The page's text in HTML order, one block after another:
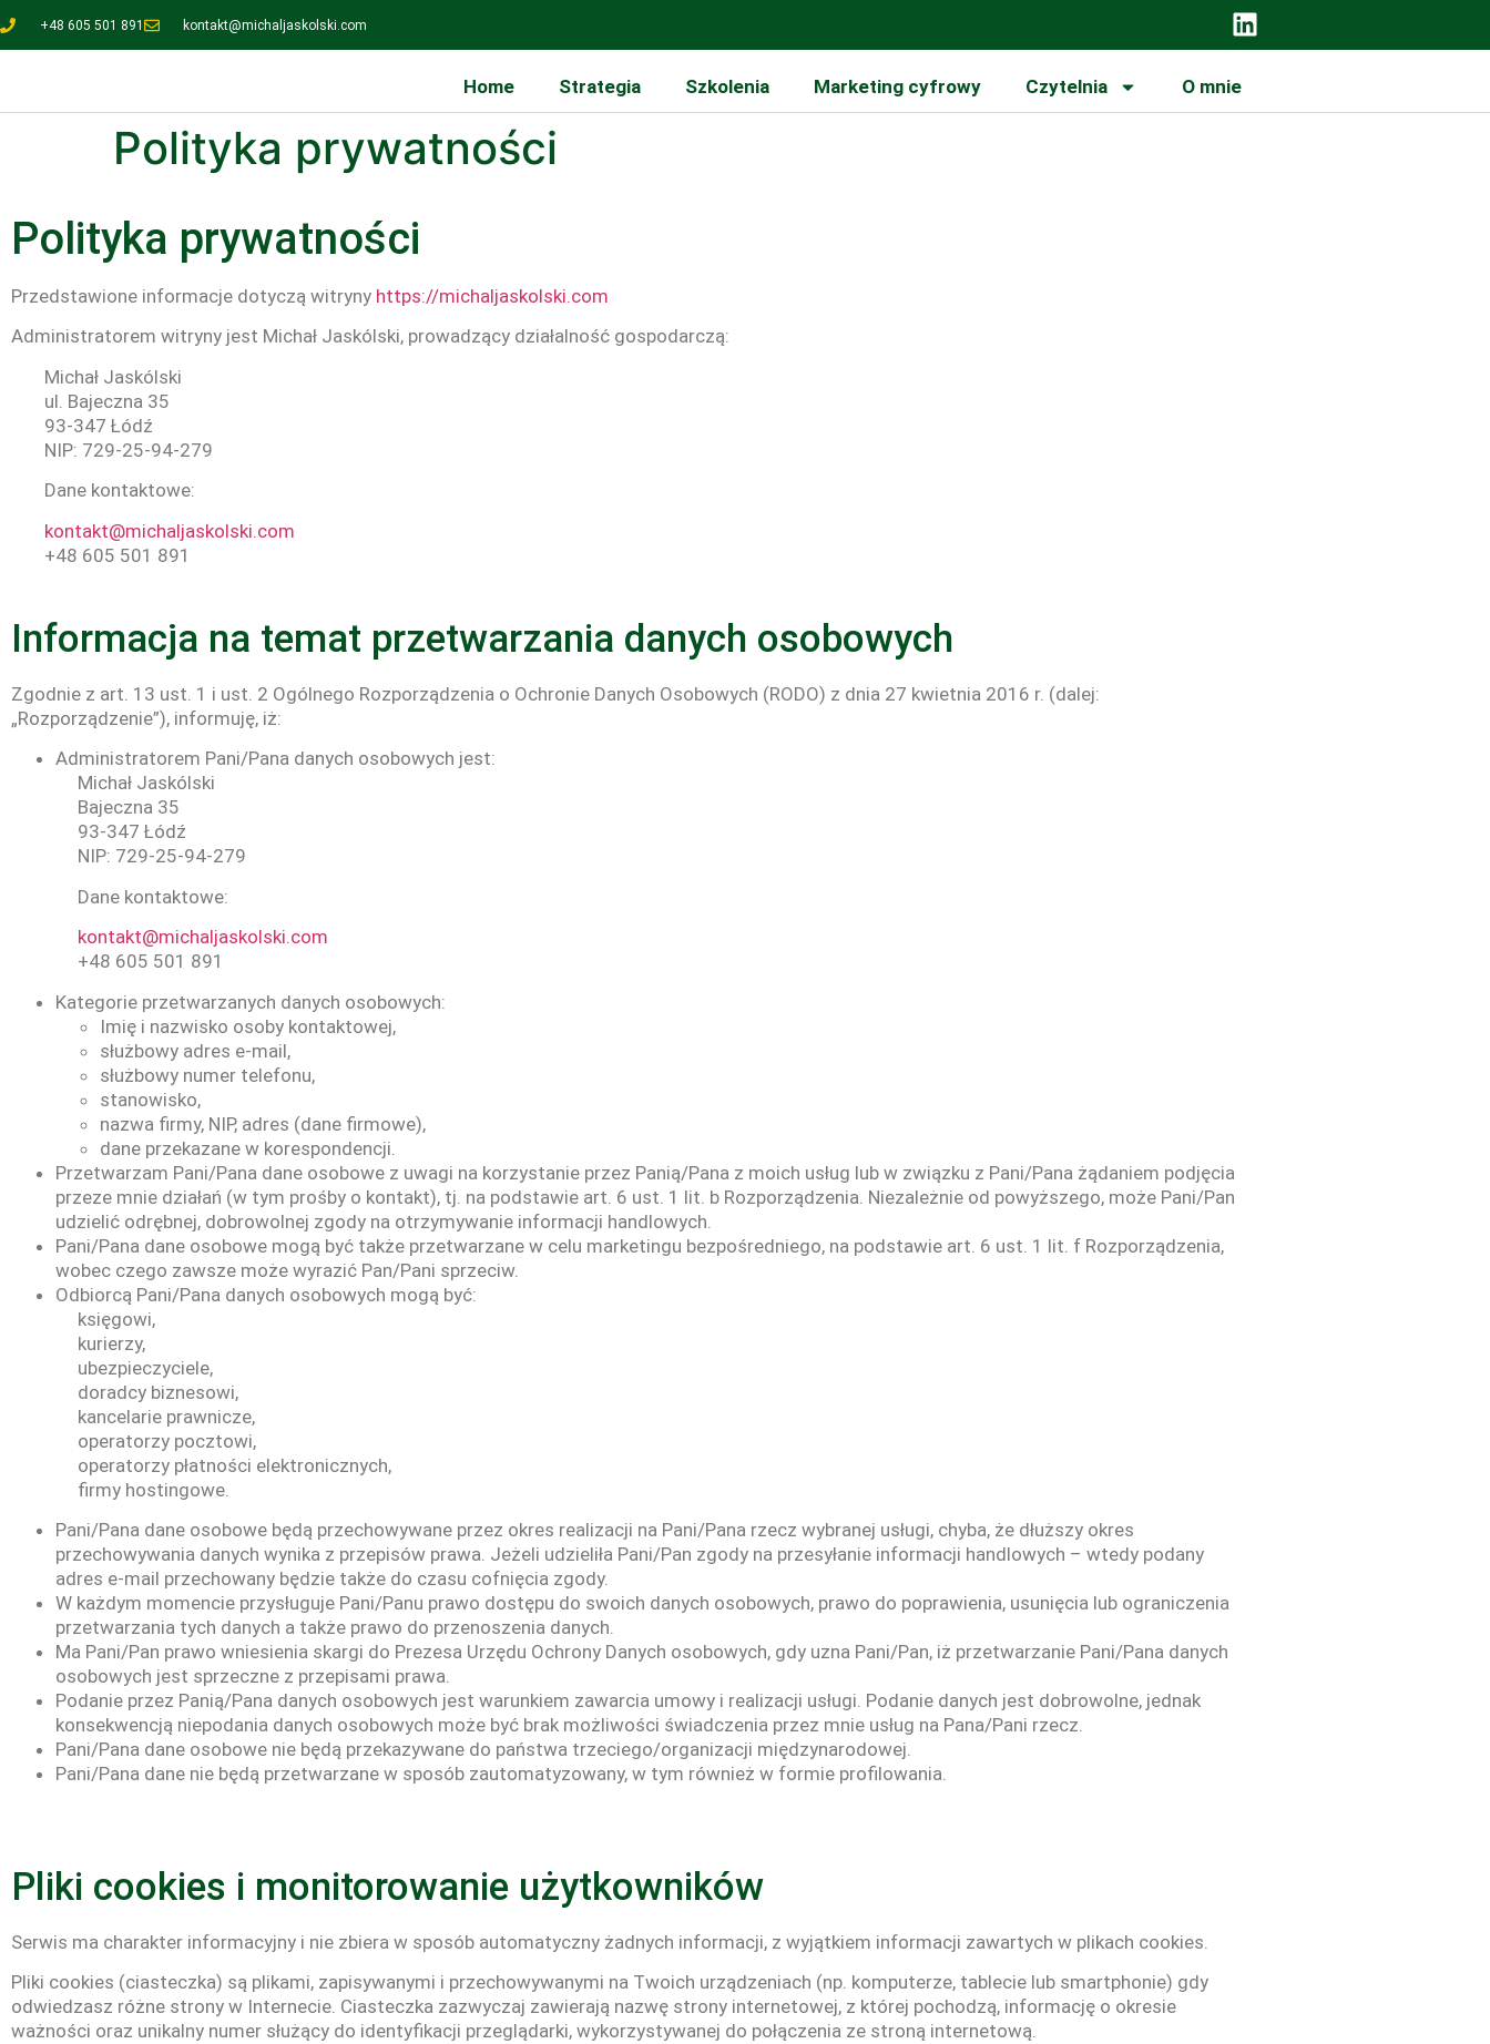
+48 605 501 891 kontakt@michaljaskolski.com
Home Strategia Szkolenia Marketing cyfrowy Czytelnia O mnie
Polityka prywatności
Polityka prywatności
Przedstawione informacje dotyczą witryny https://michaljaskolski.com
Administratorem witryny jest Michał Jaskólski, prowadzący działalność gospodarczą:
Michał Jaskólski
ul. Bajeczna 35
93-347 Łódź
NIP: 729-25-94-279
Dane kontaktowe:
kontakt@michaljaskolski.com
+48 605 501 891
Informacja na temat przetwarzania danych osobowych
Zgodnie z art. 13 ust. 1 i ust. 2 Ogólnego Rozporządzenia o Ochronie Danych Osobowych (RODO) z dnia 27 kwietnia 2016 r. (dalej:
„Rozporządzenie”), informuję, iż:
Administratorem Pani/Pana danych osobowych jest:
Michał Jaskólski
Bajeczna 35
93-347 Łódź
NIP: 729-25-94-279
Dane kontaktowe:
kontakt@michaljaskolski.com
+48 605 501 891
Kategorie przetwarzanych danych osobowych:
Imię i nazwisko osoby kontaktowej,
służbowy adres e-mail,
służbowy numer telefonu,
stanowisko,
nazwa firmy, NIP, adres (dane firmowe),
dane przekazane w korespondencji.
Przetwarzam Pani/Pana dane osobowe z uwagi na korzystanie przez Panią/Pana z moich usług lub w związku z Pani/Pana żądaniem podjęcia
przeze mnie działań (w tym prośby o kontakt), tj. na podstawie art. 6 ust. 1 lit. b Rozporządzenia. Niezależnie od powyższego, może Pani/Pan
udzielić odrębnej, dobrowolnej zgody na otrzymywanie informacji handlowych.
Pani/Pana dane osobowe mogą być także przetwarzane w celu marketingu bezpośredniego, na podstawie art. 6 ust. 1 lit. f Rozporządzenia,
wobec czego zawsze może wyrazić Pan/Pani sprzeciw.
Odbiorcą Pani/Pana danych osobowych mogą być:
księgowi,
kurierzy,
ubezpieczyciele,
doradcy biznesowi,
kancelarie prawnicze,
operatorzy pocztowi,
operatorzy płatności elektronicznych,
firmy hostingowe.
Pani/Pana dane osobowe będą przechowywane przez okres realizacji na Pani/Pana rzecz wybranej usługi, chyba, że dłuższy okres
przechowywania danych wynika z przepisów prawa. Jeżeli udzieliła Pani/Pan zgody na przesyłanie informacji handlowych – wtedy podany
adres e-mail przechowany będzie także do czasu cofnięcia zgody.
W każdym momencie przysługuje Pani/Panu prawo dostępu do swoich danych osobowych, prawo do poprawienia, usunięcia lub ograniczenia
przetwarzania tych danych a także prawo do przenoszenia danych.
Ma Pani/Pan prawo wniesienia skargi do Prezesa Urzędu Ochrony Danych osobowych, gdy uzna Pani/Pan, iż przetwarzanie Pani/Pana danych
osobowych jest sprzeczne z przepisami prawa.
Podanie przez Panią/Pana danych osobowych jest warunkiem zawarcia umowy i realizacji usługi. Podanie danych jest dobrowolne, jednak
konsekwencją niepodania danych osobowych może być brak możliwości świadczenia przez mnie usług na Pana/Pani rzecz.
Pani/Pana dane osobowe nie będą przekazywane do państwa trzeciego/organizacji międzynarodowej.
Pani/Pana dane nie będą przetwarzane w sposób zautomatyzowany, w tym również w formie profilowania.
Pliki cookies i monitorowanie użytkowników
Serwis ma charakter informacyjny i nie zbiera w sposób automatyczny żadnych informacji, z wyjątkiem informacji zawartych w plikach cookies.
Pliki cookies (ciasteczka) są plikami, zapisywanymi i przechowywanymi na Twoich urządzeniach (np. komputerze, tablecie lub smartphonie) gdy
odwiedzasz różne strony w Internecie. Ciasteczka zazwyczaj zawierają nazwę strony internetowej, z której pochodzą, informację o okresie
ważności oraz unikalny numer służący do identyfikacji przeglądarki, wykorzystywanej do połączenia ze stroną internetową.